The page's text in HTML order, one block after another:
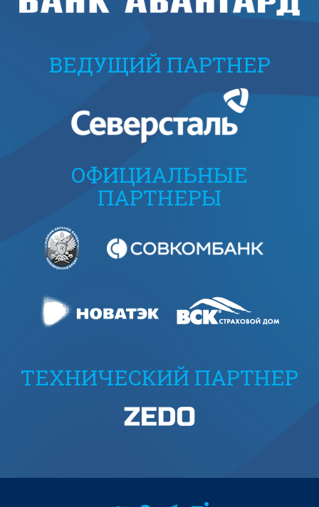
ВЕДУЩИЙ ПАРТНЕР
ОФИЦИАЛЬНЫЕ
ПАРТНЕРЫ
ТЕХНИЧЕСКИЙ ПАРТНЕР